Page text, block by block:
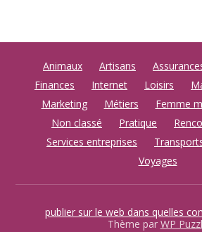
Animaux Artisans
Finances
Internet Loisirs
Marketing
Métiers Femme
Non classé
Pratique
Services entreprises
Voyages
publier sur le web dans quelles
Thème par WP